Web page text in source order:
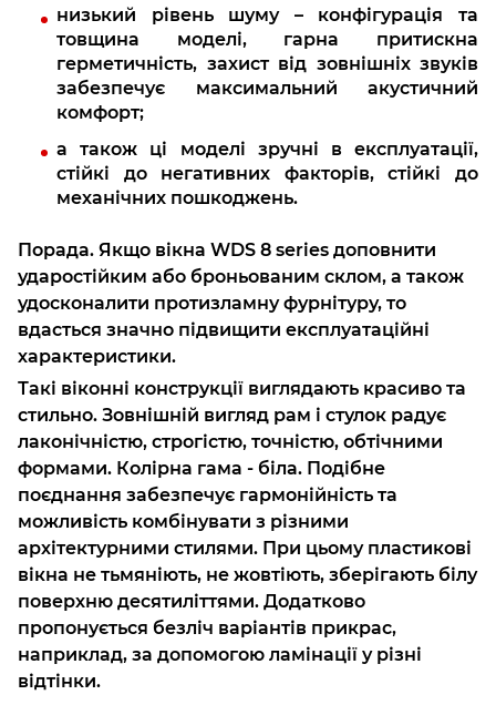
низький рівень шуму – конфігурація та
товщина моделі, гарна притискна
герметичність, захист від зовнішніх звуків
забезпечує максимальний акустичний
комфорт;
а також ці моделі зручні в експлуатації,
стійкі до негативних факторів, стійкі до
механічних пошкоджень.
Порада. Якщо вікна WDS 8 series доповнити
ударостійким або броньованим склом, а також
удосконалити протизламну фурнітуру, то
вдасться значно підвищити експлуатаційні
характеристики.
Такі віконні конструкції виглядають красиво та
стильно. Зовнішній вигляд рам і стулок радує
лаконічністю, строгістю, точністю, обтічними
формами. Колірна гама - біла. Подібне
поєднання забезпечує гармонійність та
можливість комбінувати з різними
архітектурними стилями. При цьому пластикові
вікна не тьмяніють, не жовтіють, зберігають білу
поверхню десятиліттями. Додатково
пропонується безліч варіантів прикрас,
наприклад, за допомогою ламінації у різні
відтінки.